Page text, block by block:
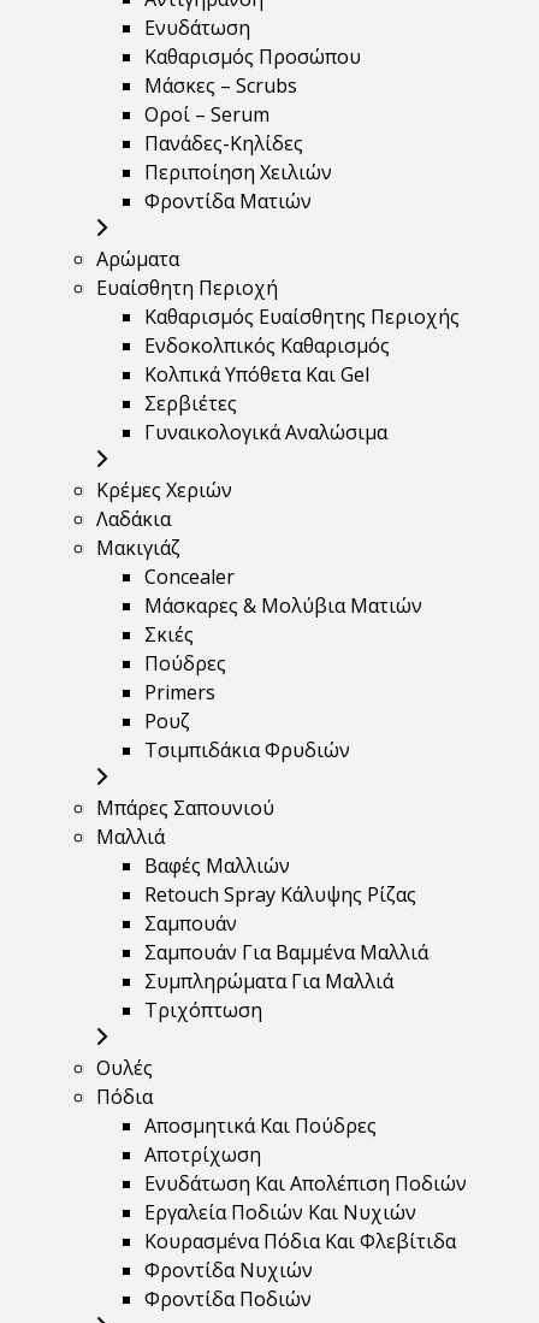
Ενυδάτωση
Καθαρισμός Προσώπου
Μάσκες – Scrubs
Οροί – Serum
Πανάδες-Κηλίδες
Περιποίηση Χειλιών
Φροντίδα Ματιών
Αρώματα
Ευαίσθητη Περιοχή
Καθαρισμός Ευαίσθητης Περιοχής
Ενδοκολπικός Καθαρισμός
Κολπικά Υπόθετα Και Gel
Σερβιέτες
Γυναικολογικά Αναλώσιμα
Κρέμες Χεριών
Λαδάκια
Μακιγιάζ
Concealer
Μάσκαρες & Μολύβια Ματιών
Σκιές
Πούδρες
Primers
Ρουζ
Τσιμπιδάκια Φρυδιών
Μπάρες Σαπουνιού
Μαλλιά
Βαφές Μαλλιών
Retouch Spray Κάλυψης Ρίζας
Σαμπουάν
Σαμπουάν Για Βαμμένα Μαλλιά
Συμπληρώματα Για Μαλλιά
Τριχόπτωση
Ουλές
Πόδια
Αποσμητικά Και Πούδρες
Αποτρίχωση
Ενυδάτωση Και Απολέπιση Ποδιών
Εργαλεία Ποδιών Και Νυχιών
Κουρασμένα Πόδια Και Φλεβίτιδα
Φροντίδα Νυχιών
Φροντίδα Ποδιών